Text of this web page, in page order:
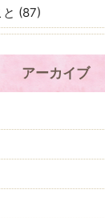
(87)
アーカイブ